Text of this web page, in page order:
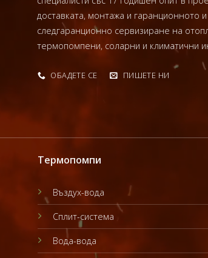
доставката, монтажа и гаранционното и
следгаранционно сервизиране на
термопомпени, соларни и климатични
ОБАДЕТЕ СЕ ПИШЕТЕ НИ
Термопомпи
Въздух-вода
Сплит-система
Вода-вода